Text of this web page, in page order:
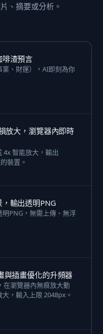
、摘要或分析。
渣預言
業、財運），AI即刻為你
放大，瀏覽器內即時
4x 智能放大，輸出
裝置。
輸出透明PNG
PNG，無需上傳、無浮
與插畫優化的升頻器
在瀏覽器內無痕放大動
，輸入上限 2048px。